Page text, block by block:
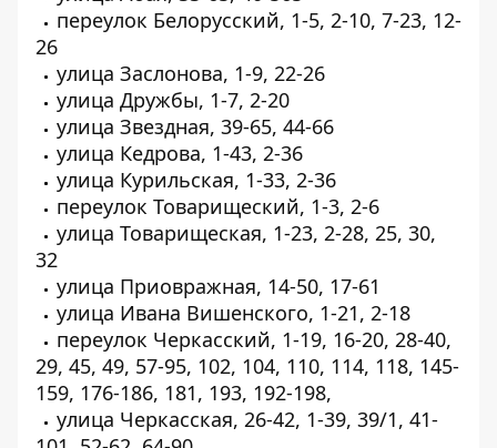
переулок Белорусский, 1-5, 2-10, 7-23, 12-
26
улица Заслонова, 1-9, 22-26
улица Дружбы, 1-7, 2-20
улица Звездная, 39-65, 44-66
улица Кедрова, 1-43, 2-36
улица Курильская, 1-33, 2-36
переулок Товарищеский, 1-3, 2-6
улица Товарищеская, 1-23, 2-28, 25, 30,
32
улица Приовражная, 14-50, 17-61
улица Ивана Вишенского, 1-21, 2-18
переулок Черкасский, 1-19, 16-20, 28-40,
29, 45, 49, 57-95, 102, 104, 110, 114, 118, 145-
159, 176-186, 181, 193, 192-198,
улица Черкасская, 26-42, 1-39, 39/1, 41-